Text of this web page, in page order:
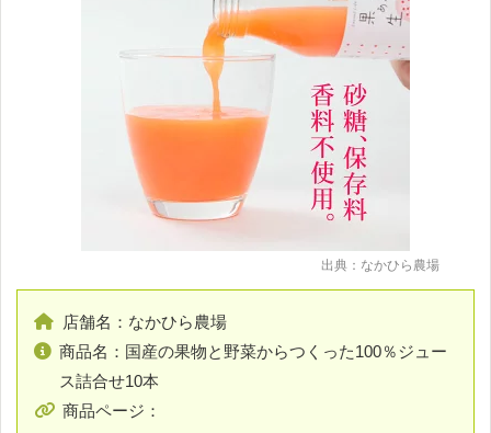
出典：なかひら農場
店舗名：なかひら農場
商品名：国産の果物と野菜からつくった100％ジュー
ス詰合せ10本
商品ページ：